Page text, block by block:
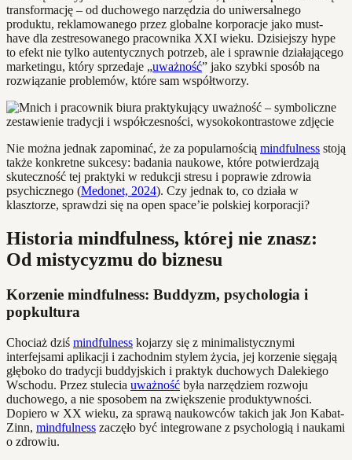
transformację – od duchowego narzędzia do uniwersalnego
produktu, reklamowanego przez globalne korporacje jako must-
have dla zestresowanego pracownika XXI wieku. Dzisiejszy hype
to efekt nie tylko autentycznych potrzeb, ale i sprawnie działającego
marketingu, który sprzedaje „uważność” jako szybki sposób na
rozwiązanie problemów, które sam współtworzy.
Nie można jednak zapominać, że za popularnością mindfulness stoją
także konkretne sukcesy: badania naukowe, które potwierdzają
skuteczność tej praktyki w redukcji stresu i poprawie zdrowia
psychicznego (Medonet, 2024). Czy jednak to, co działa w
klasztorze, sprawdzi się na open space’ie polskiej korporacji?
Historia mindfulness, której nie znasz:
Od mistycyzmu do biznesu
Korzenie mindfulness: Buddyzm, psychologia i
popkultura
Chociaż dziś mindfulness kojarzy się z minimalistycznymi
interfejsami aplikacji i zachodnim stylem życia, jej korzenie sięgają
głęboko do tradycji buddyjskich i praktyk duchowych Dalekiego
Wschodu. Przez stulecia uważność była narzędziem rozwoju
duchowego, a nie sposobem na zwiększenie produktywności.
Dopiero w XX wieku, za sprawą naukowców takich jak Jon Kabat-
Zinn, mindfulness zaczęło być integrowane z psychologią i naukami
o zdrowiu.